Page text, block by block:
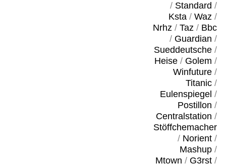
/ Standard /
Ksta/ Waz/
Nrhz/ Taz/ Bbc
/ Guardian /
Sueddeutsche/
Heise/ Golem /
Winfuture/
Titanic/
Eulenspiegel /
Postillon /
Centralstation /
Stöffchemacher
/ Norient/
Mashup/
Mtown / G3rst/